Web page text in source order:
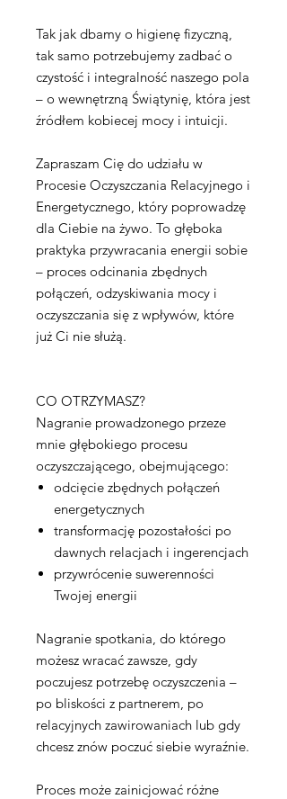
Tak jak dbamy o higienę fizyczną,
tak samo potrzebujemy zadbać o
czystość i integralność naszego pola
– o wewnętrzną Świątynię, która jest
źródłem kobiecej mocy i intuicji.
Zapraszam Cię do udziału w
Procesie Oczyszczania Relacyjnego i
Energetycznego, który poprowadzę
dla Ciebie na żywo. To głęboka
praktyka przywracania energii sobie
– proces odcinania zbędnych
połączeń, odzyskiwania mocy i
oczyszczania się z wpływów, które
już Ci nie służą.
CO OTRZYMASZ?
Nagranie prowadzonego przeze
mnie głębokiego procesu
oczyszczającego, obejmującego:
odcięcie zbędnych połączeń
energetycznych
transformację pozostałości po
dawnych relacjach i ingerencjach
przywrócenie suwerenności
Twojej energii
Nagranie spotkania, do którego
możesz wracać zawsze, gdy
poczujesz potrzebę oczyszczenia –
po bliskości z partnerem, po
relacyjnych zawirowaniach lub gdy
chcesz znów poczuć siebie wyraźnie.
Proces może zainicjować różne